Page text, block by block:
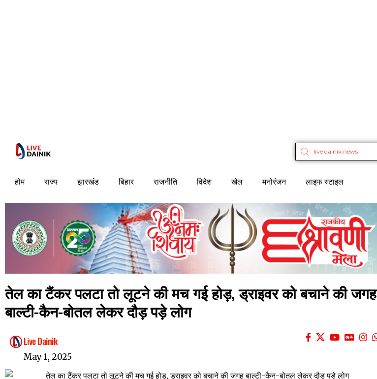
होम राज्य झारखंड बिहार राजनीति विदेश खेल मनोरंजन लाइफ स्टाइल
तेल का टैंकर पलटा तो लूटने की मच गई होड़, ड्राइवर को बचाने की जगह
बाल्टी-कैन-बोतल लेकर दौड़ पड़े लोग
Live Dainik
May 1, 2025